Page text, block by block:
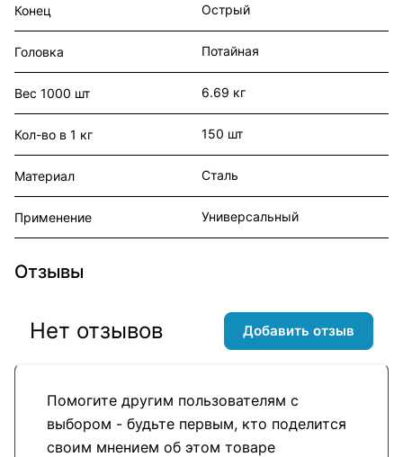
Конец Острый
Головка Потайная
Вес 1000 шт 6.69 кг
Кол-во в 1 кг 150 шт
Материал Сталь
Применение Универсальный
Отзывы
Помогите другим пользователям с
выбором - будьте первым, кто поделится
своим мнением об этом товаре
Нет отзывов Добавить отзыв